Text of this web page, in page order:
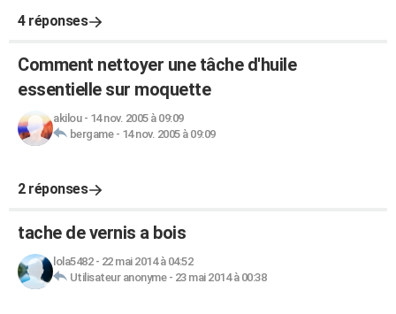
4 réponses
Comment nettoyer une tâche d'huile
essentielle sur moquette
akilou- 14 nov. 2005 à 09:09
bergame- 14 nov. 2005 à 09:09
2 réponses
tache de vernis a bois
lola5482- 22 mai 2014 à 04:52
Utilisateur anonyme- 23 mai 2014 à 00:38